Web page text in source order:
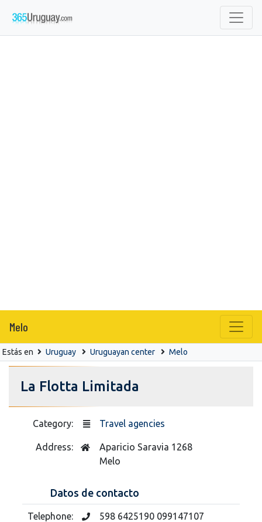
Melo
Estás en Uruguay Uruguayan center Melo
La Flotta Limitada
Category: Travel agencies
Address:
Aparicio Saravia 1268
Melo
Datos de contacto
Telephone: 598 6425190 099147107